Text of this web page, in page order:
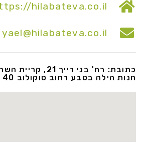
hilabateva.co.il
yael@hilabateva.co.il
כתובת: רח' בני רייך 21, קריית השרון, נתניה
חנות הילה בטבע רחוב סוקולוב 40 הרצליה